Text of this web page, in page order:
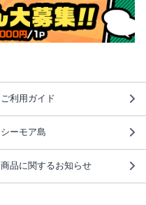
ご利用ガイド
シーモア島
商品に関するお知らせ